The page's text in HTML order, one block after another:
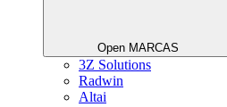
Open MARCAS
3Z Solutions
Radwin
Altai